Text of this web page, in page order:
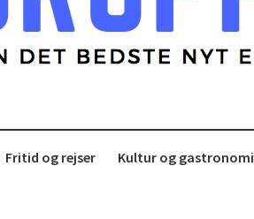
Fritid og rejser Kultur og gastronomi